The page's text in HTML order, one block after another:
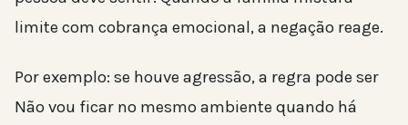
limite com cobrança emocional, a negação reage.
Por exemplo: se houve agressão, a regra pode ser
Não vou ficar no mesmo ambiente quando há